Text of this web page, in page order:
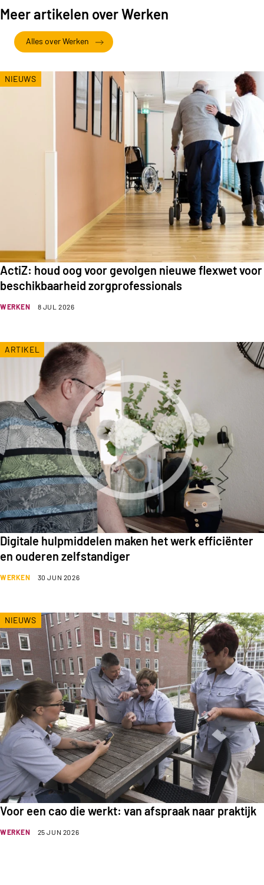
Meer artikelen over Werken
Alles over Werken
WERKEN 8 JUL 2026
ActiZ: houd oog voor gevolgen nieuwe flexwet voor
beschikbaarheid zorgprofessionals
NIEUWS
WERKEN 30 JUN 2026
Digitale hulpmiddelen maken het werk efficiënter
en ouderen zelfstandiger
ARTIKEL
WERKEN 25 JUN 2026
Voor een cao die werkt: van afspraak naar praktijk
NIEUWS